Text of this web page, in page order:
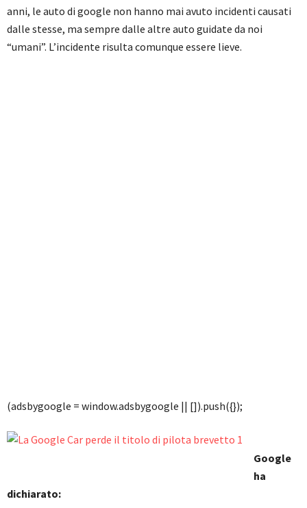
anni, le auto di google non hanno mai avuto incidenti causati
dalle stesse, ma sempre dalle altre auto guidate da noi
“umani”. L’incidente risulta comunque essere lieve.
(adsbygoogle = window.adsbygoogle || []).push({});
Google
ha
dichiarato: